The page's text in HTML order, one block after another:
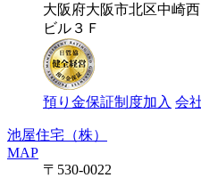
大阪府大阪市北区中崎
ビル３Ｆ
預り金保証制度加入 会
池屋住宅（株）
MAP
〒530-0022